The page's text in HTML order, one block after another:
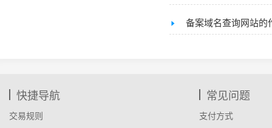
备案域名查询网站的
快捷导航
交易规则
常见问题
支付方式